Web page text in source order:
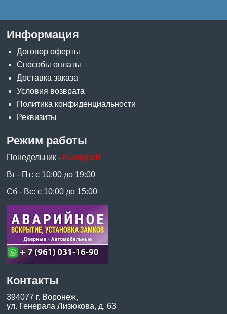
Информация
Договор оферты
Способы оплаты
Доставка заказа
Условия возврата
Политика конфиденциальности
Реквизиты
Режим работы
Понедельник - выходной
Вт - Пт: с 10:00 до 19:00
Сб - Вс: с 10:00 до 15:00
Контакты
394077 г. Воронеж,
ул. Генерала Лизюкова, д. 63